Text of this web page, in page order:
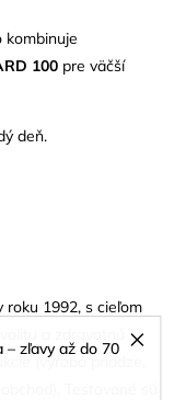
– zľavy až do 70
kombinuje
100 pre väčší
deň.
roku 1992, s cieľom
a zdravotnú
(výroba priadze,
Testované sú